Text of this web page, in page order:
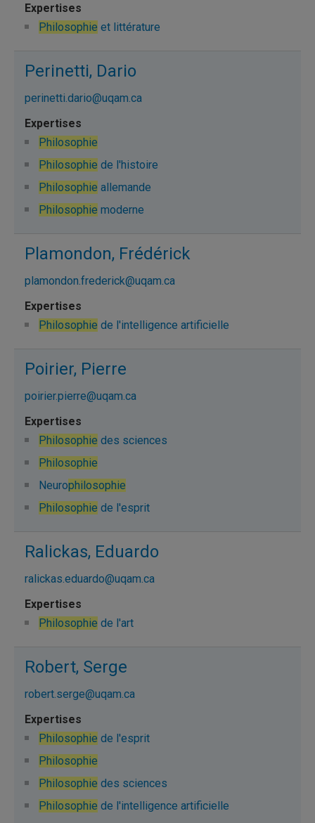
Philosophie et littérature
Perinetti, Dario
perinetti.dario@uqam.ca
Philosophie
Philosophie de l'histoire
Philosophie allemande
Philosophie moderne
Plamondon, Frédérick
plamondon.frederick@uqam.ca
Philosophie de l'intelligence artificielle
Poirier, Pierre
poirier.pierre@uqam.ca
Philosophie des sciences
Philosophie
Neurophilosophie
Philosophie de l'esprit
Ralickas, Eduardo
ralickas.eduardo@uqam.ca
Philosophie de l'art
Robert, Serge
robert.serge@uqam.ca
Philosophie de l'esprit
Philosophie
Philosophie des sciences
Philosophie de l'intelligence artificielle